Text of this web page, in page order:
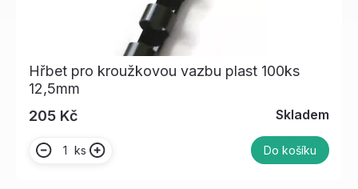
Hřbet pro kroužkovou vazbu plast 100ks
12,5mm
205 Kč
Skladem
ks Do košíku